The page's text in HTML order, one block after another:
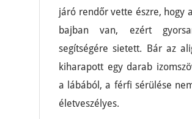
járó rendőr vette észre, hogy
bajban van, ezért
segítségére sietett. Bár az
kiharapott egy darab
a lábából, a férfi sérülése
életveszélyes.